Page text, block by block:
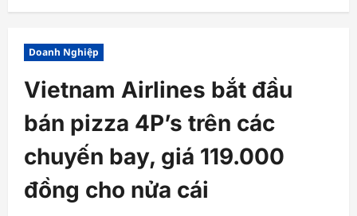
Doanh Nghiệp
Vietnam Airlines bắt đầu
bán pizza 4P’s trên các
chuyến bay, giá 119.000
đồng cho nửa cái